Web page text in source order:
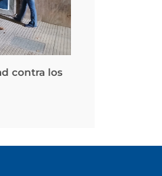
contra los